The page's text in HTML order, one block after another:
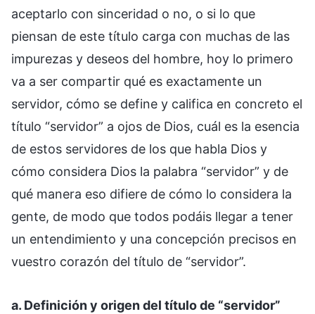
aceptarlo con sinceridad o no, o si lo que
piensan de este título carga con muchas de las
impurezas y deseos del hombre, hoy lo primero
va a ser compartir qué es exactamente un
servidor, cómo se define y califica en concreto el
título “servidor” a ojos de Dios, cuál es la esencia
de estos servidores de los que habla Dios y
cómo considera Dios la palabra “servidor” y de
qué manera eso difiere de cómo lo considera la
gente, de modo que todos podáis llegar a tener
un entendimiento y una concepción precisos en
vuestro corazón del título de “servidor”.
a. Definición y origen del título de “servidor”